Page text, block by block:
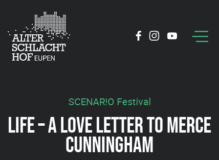
SCENAR!O Festival
LIFE – A LOVE LETTER TO MERCE
CUNNINGHAM